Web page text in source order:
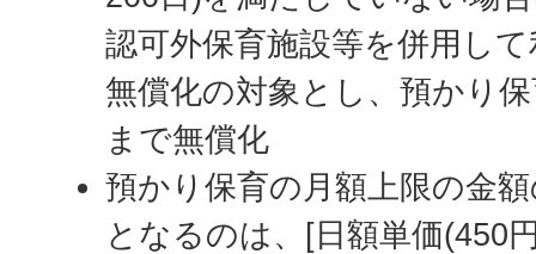
認可外保育施設等を併用し
無償化の対象とし、預かり
まで無償化
預かり保育の月額上限の金
となるのは、[日額単価(450